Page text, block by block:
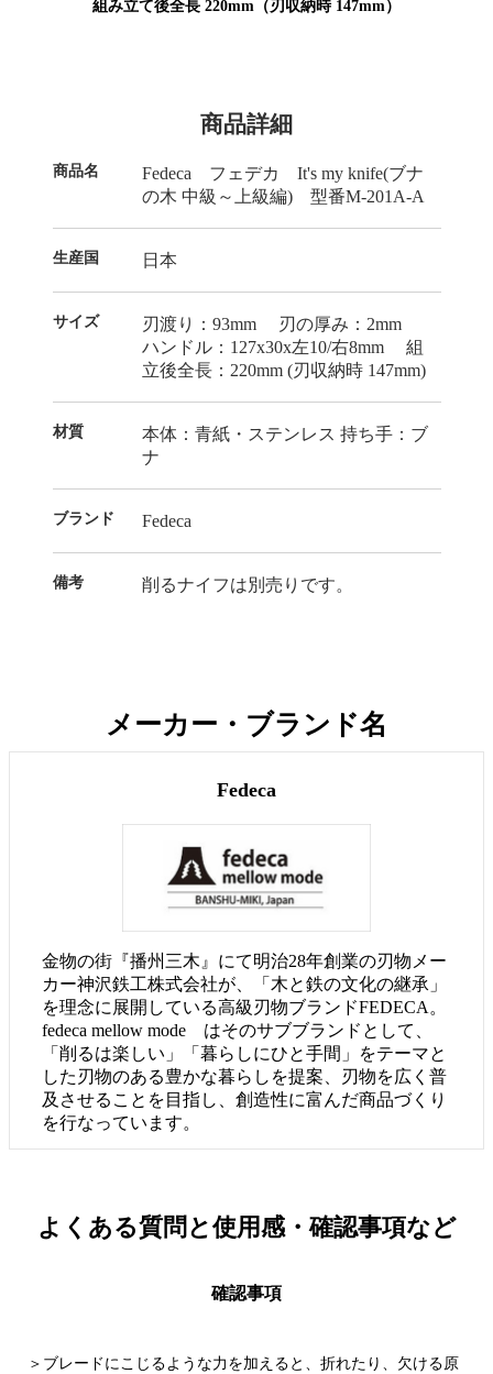
組み立て後全長 220mm（刃収納時 147mm）
商品詳細
商品名
Fedeca フェデカ It's my knife(ブナ
の木 中級～上級編) 型番M-201A-A
生産国 日本
サイズ
刃渡り：93mm 刃の厚み：2mm
ハンドル：127x30x左10/右8mm 組
立後全長：220mm (刃収納時 147mm)
材質
本体：青紙・ステンレス 持ち手：ブ
ナ
ブランド Fedeca
備考 削るナイフは別売りです。
メーカー・ブランド名
Fedeca
金物の街『播州三木』にて明治28年創業の刃物メー
カー神沢鉄工株式会社が、「木と鉄の文化の継承」
を理念に展開している高級刃物ブランドFEDECA。
fedeca mellow mode はそのサブブランドとして、
「削るは楽しい」「暮らしにひと手間」をテーマと
した刃物のある豊かな暮らしを提案、刃物を広く普
及させることを目指し、創造性に富んだ商品づくり
を行なっています。
よくある質問と使用感・確認事項など
確認事項
＞ブレードにこじるような力を加えると、折れたり、欠ける原